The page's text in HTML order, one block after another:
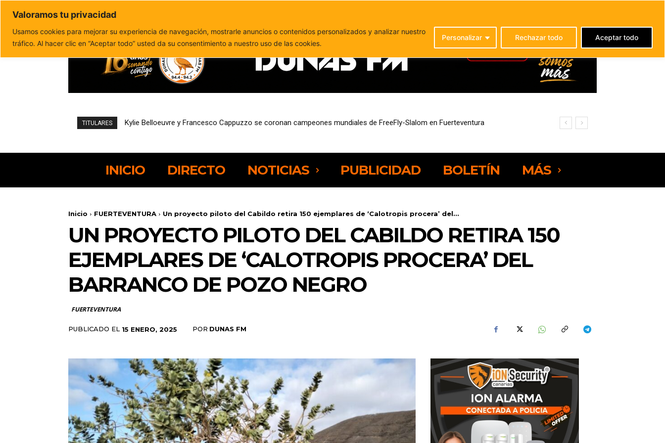
Valoramos tu privacidad
Usamos cookies para mejorar su experiencia de navegación, mostrarle anuncios o contenidos personalizados y analizar nuestro
tráfico. Al hacer clic en “Aceptar todo” usted da su consentimiento a nuestro uso de las cookies.
Personalizar Rechazar todo Aceptar todo
Política de privacidad
TITULARES Hostelería podrá solicitar desde este miércoles ayudas de hasta 11.000 euros para mejorar su eficiencia energética
INICIO DIRECTO NOTICIAS PUBLICIDAD BOLETÍN MÁS
Inicio FUERTEVENTURA Un proyecto piloto del Cabildo retira 150 ejemplares de ‘Calotropis procera’ del...
UN PROYECTO PILOTO DEL CABILDO RETIRA 150
EJEMPLARES DE ‘CALOTROPIS PROCERA’ DEL
BARRANCO DE POZO NEGRO
FUERTEVENTURA
PUBLICADO EL 15 ENERO, 2025 POR DUNAS FM